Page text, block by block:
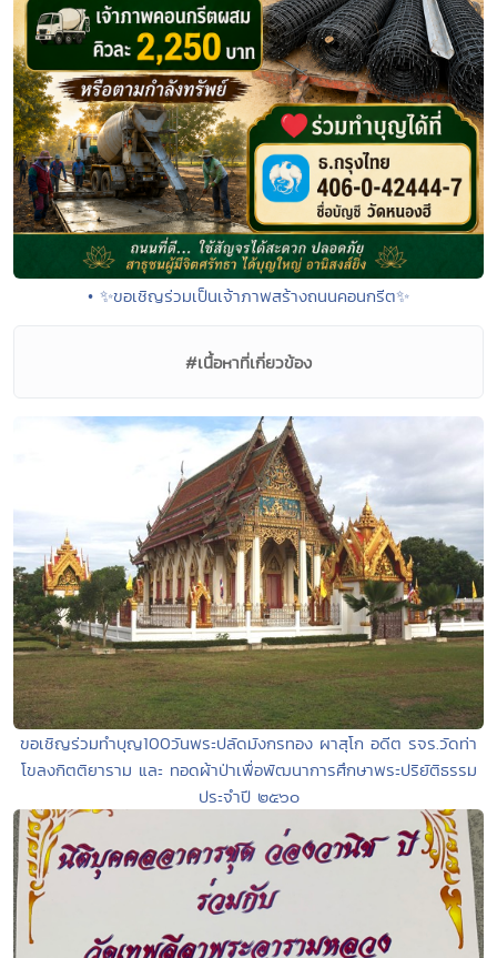
• ✨ขอเชิญร่วมเป็นเจ้าภาพสร้างถนนคอนกรีต✨
#เนื้อหาที่เกี่ยวข้อง
ขอเชิญร่วมทำบุญ100วันพระปลัดมังกรทอง ผาสุโก อดีต รจร.วัดท่า
โขลงกิตติยาราม และ ทอดผ้าป่าเพื่อพัฒนาการศึกษาพระปริยัติธรรม
ประจำปี ๒๕๖๐